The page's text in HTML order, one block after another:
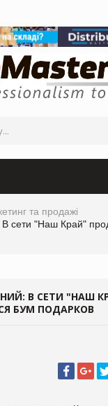
та продажі
В сети "Наш Край"
В СЕТИ "НАШ
БУМ ПОДАРКОВ